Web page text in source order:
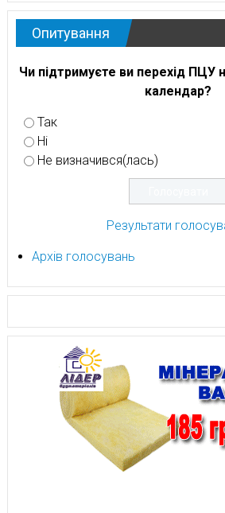
Опитування
Чи підтримуєте ви перехід ПЦУ
календар?
Так
Ні
Не визначився(лась)
Результати
Архів голосувань